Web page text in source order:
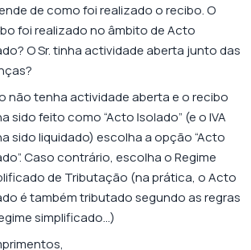
de como foi realizado o recibo. O
foi realizado no âmbito de Acto
O Sr. tinha actividade aberta junto das
não tenha actividade aberta e o recibo
sido feito como “Acto Isolado” (e o IVA
sido liquidado) escolha a opção “Acto
Caso contrário, escolha o Regime
de Tributação (na prática, o Acto
é também tributado segundo as regras
simplificado…)